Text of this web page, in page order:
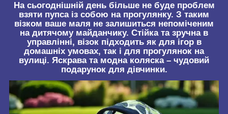
На сьогоднішній день більше не буде проблем
взяти пупса із собою на прогулянку. З таким
візком ваше маля не залишиться непоміченим
на дитячому майданчику. Стійка та зручна в
управлінні, візок підходить як для ігор в
домашніх умовах, так і для прогулянок на
вулиці. Яскрава та модна коляска – чудовий
подарунок для дівчинки.